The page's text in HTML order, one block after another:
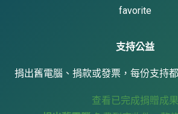
favorite
支持公益
捐出舊電腦、捐款或發票，每份支持
查看已完成捐贈成果